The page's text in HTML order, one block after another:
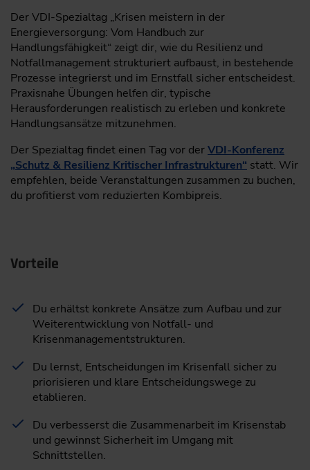
Der VDI-Spezialtag „Krisen meistern in der
Energieversorgung: Vom Handbuch zur
Handlungsfähigkeit“ zeigt dir, wie du Resilienz und
Notfallmanagement strukturiert aufbaust, in bestehende
Prozesse integrierst und im Ernstfall sicher entscheidest.
Praxisnahe Übungen helfen dir, typische
Herausforderungen realistisch zu erleben und konkrete
Handlungsansätze mitzunehmen.
Der Spezialtag findet einen Tag vor derVDI-Konferenz
„Schutz & Resilienz Kritischer Infrastrukturen“ statt. Wir
empfehlen, beide Veranstaltungen zusammen zu buchen,
du profitierst vom reduzierten Kombipreis.
Vorteile
Du erhältst konkrete Ansätze zum Aufbau und zur
Weiterentwicklung von Notfall- und
Krisenmanagementstrukturen.
Du lernst, Entscheidungen im Krisenfall sicher zu
priorisieren und klare Entscheidungswege zu
etablieren.
Du verbesserst die Zusammenarbeit im Krisenstab
und gewinnst Sicherheit im Umgang mit
Schnittstellen.